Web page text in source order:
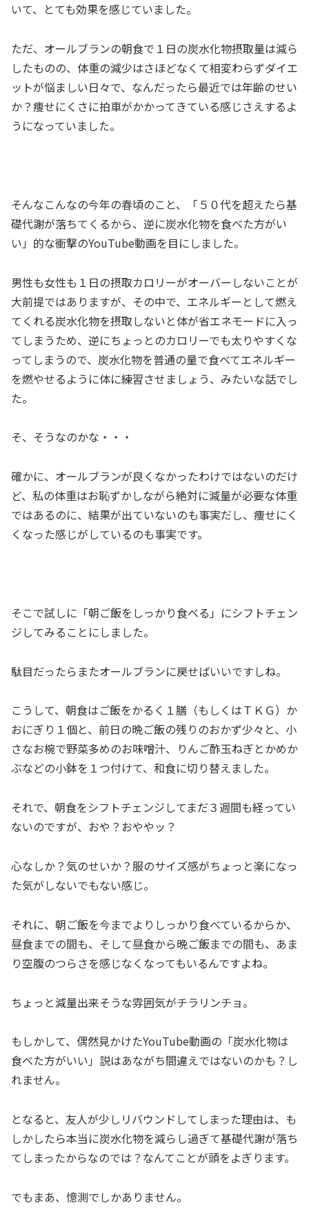
いて、とても効果を感じていました。
ただ、オールブランの朝食で１日の炭水化物摂取量は減ら
したものの、体重の減少はさほどなくて相変わらずダイエ
ットが悩ましい日々で、なんだったら最近では年齢のせい
か？痩せにくさに拍車がかかってきている感じさえするよ
うになっていました。
そんなこんなの今年の春頃のこと、「５０代を超えたら基
礎代謝が落ちてくるから、逆に炭水化物を食べた方がい
い」的な衝撃のYouTube動画を目にしました。
男性も女性も１日の摂取カロリーがオーバーしないことが
大前提ではありますが、その中で、エネルギーとして燃え
てくれる炭水化物を摂取しないと体が省エネモードに入っ
てしまうため、逆にちょっとのカロリーでも太りやすくな
ってしまうので、炭水化物を普通の量で食べてエネルギー
を燃やせるように体に練習させましょう、みたいな話でし
た。
そ、そうなのかな・・・
確かに、オールブランが良くなかったわけではないのだけ
ど、私の体重はお恥ずかしながら絶対に減量が必要な体重
ではあるのに、結果が出ていないのも事実だし、痩せにく
くなった感じがしているのも事実です。
そこで試しに「朝ご飯をしっかり食べる」にシフトチェン
ジしてみることにしました。
駄目だったらまたオールブランに戻せばいいですしね。
こうして、朝食はご飯をかるく１膳（もしくはＴＫＧ）か
おにぎり１個と、前日の晩ご飯の残りのおかず少々と、小
さなお椀で野菜多めのお味噌汁、りんご酢玉ねぎとかめか
ぶなどの小鉢を１つ付けて、和食に切り替えました。
それで、朝食をシフトチェンジしてまだ３週間も経ってい
ないのですが、おや？おややッ？
心なしか？気のせいか？服のサイズ感がちょっと楽になっ
た気がしないでもない感じ。
それに、朝ご飯を今までよりしっかり食べているからか、
昼食までの間も、そして昼食から晩ご飯までの間も、あま
り空腹のつらさを感じなくなってもいるんですよね。
ちょっと減量出来そうな雰囲気がチラリンチョ。
もしかして、偶然見かけたYouTube動画の「炭水化物は
食べた方がいい」説はあながち間違えではないのかも？し
れません。
となると、友人が少しリバウンドしてしまった理由は、も
しかしたら本当に炭水化物を減らし過ぎて基礎代謝が落ち
てしまったからなのでは？なんてことが頭をよぎります。
でもまあ、憶測でしかありません。